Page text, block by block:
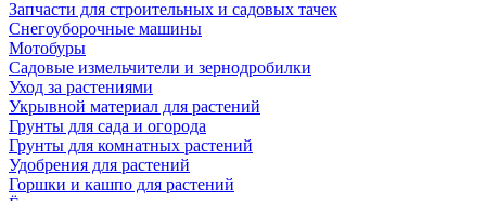
Запчасти для строительных и садовых тачек
Снегоуборочные машины
Мотобуры
Садовые измельчители и зернодробилки
Уход за растениями
Укрывной материал для растений
Грунты для сада и огорода
Грунты для комнатных растений
Удобрения для растений
Горшки и кашпо для растений